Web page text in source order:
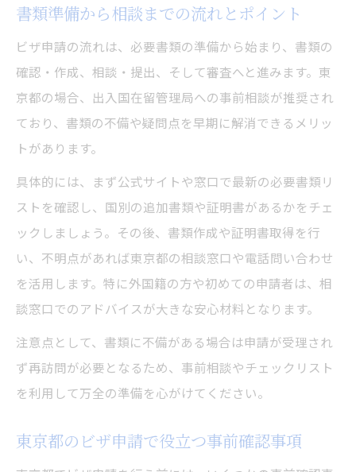
書類準備から相談までの流れとポイント
ビザ申請の流れは、必要書類の準備から始まり、書類の
確認・作成、相談・提出、そして審査へと進みます。東
京都の場合、出入国在留管理局への事前相談が推奨され
ており、書類の不備や疑問点を早期に解消できるメリッ
トがあります。
具体的には、まず公式サイトや窓口で最新の必要書類リ
ストを確認し、国別の追加書類や証明書があるかをチェ
ックしましょう。その後、書類作成や証明書取得を行
い、不明点があれば東京都の相談窓口や電話問い合わせ
を活用します。特に外国籍の方や初めての申請者は、相
談窓口でのアドバイスが大きな安心材料となります。
注意点として、書類に不備がある場合は申請が受理され
ず再訪問が必要となるため、事前相談やチェックリスト
を利用して万全の準備を心がけてください。
東京都のビザ申請で役立つ事前確認事項